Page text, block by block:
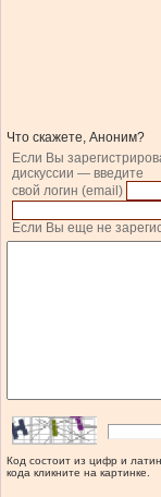
Что скажете, Аноним?
Если Вы
дискуссии — введите
свой логин (email)
Если Вы еще не
Код состоит из цифр и
кода кликните на картинке.